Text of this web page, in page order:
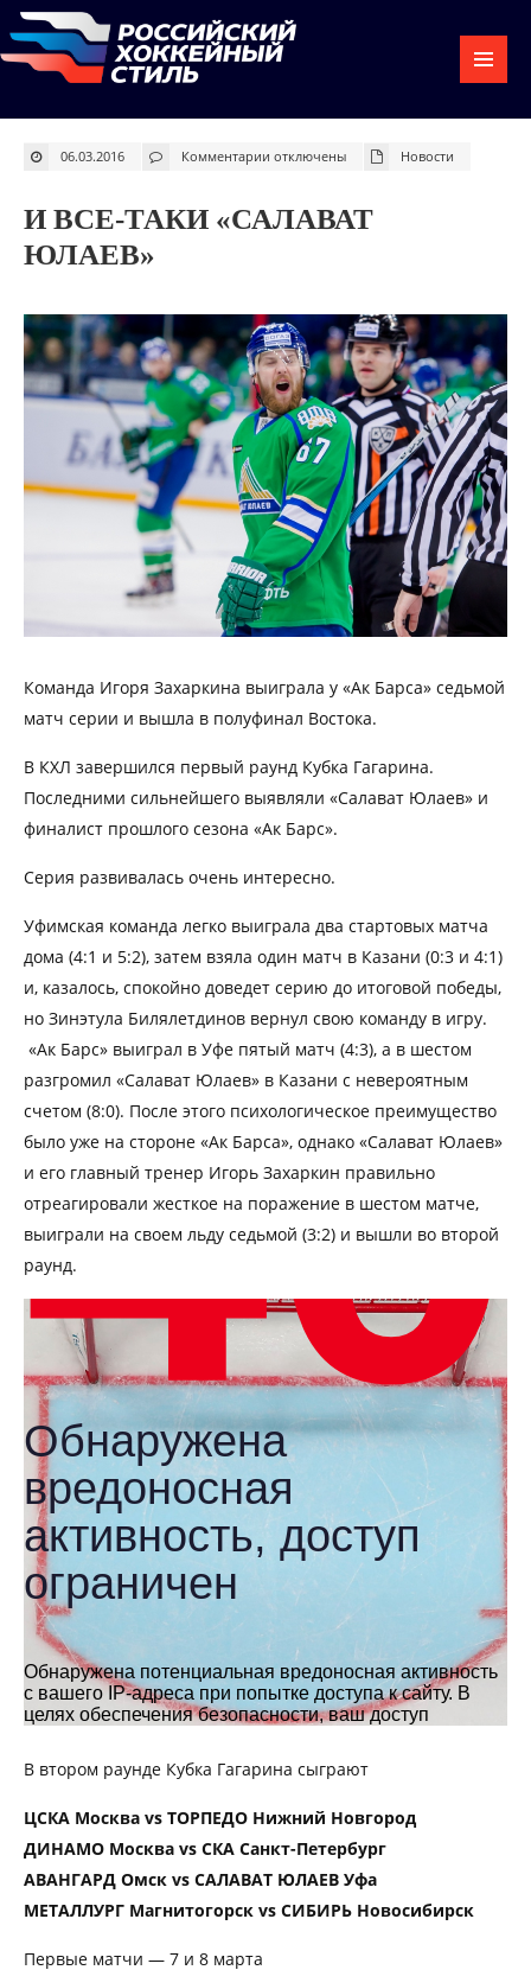
06.03.2016 Комментарии к
таки
«Салават
Юлаев»
отключены Новости
И ВСЕ-ТАКИ «САЛАВАТ
ЮЛАЕВ»
Команда Игоря Захаркина выиграла у «Ак Барса» седьмой
матч серии и вышла в полуфинал Востока.
В КХЛ завершился первый раунд Кубка Гагарина.
Последними сильнейшего выявляли «Салават Юлаев» и
финалист прошлого сезона «Ак Барс».
Серия развивалась очень интересно.
Уфимская команда легко выиграла два стартовых матча
дома (4:1 и 5:2), затем взяла один матч в Казани (0:3 и 4:1)
и, казалось, спокойно доведет серию до итоговой победы,
но Зинэтула Билялетдинов вернул свою команду в игру.
«Ак Барс» выиграл в Уфе пятый матч (4:3), а в шестом
разгромил «Салават Юлаев» в Казани с невероятным
счетом (8:0). После этого психологическое преимущество
было уже на стороне «Ак Барса», однако «Салават Юлаев»
и его главный тренер Игорь Захаркин правильно
отреагировали жесткое на поражение в шестом матче,
выиграли на своем льду седьмой (3:2) и вышли во второй
раунд.
В втором раунде Кубка Гагарина сыграют
ЦСКА Москва vs ТОРПЕДО Нижний Новгород
ДИНАМО Москва vs СКА Санкт-Петербург
АВАНГАРД Омск vs САЛАВАТ ЮЛАЕВ Уфа
МЕТАЛЛУРГ Магнитогорск vs СИБИРЬ Новосибирск
Первые матчи — 7 и 8 марта